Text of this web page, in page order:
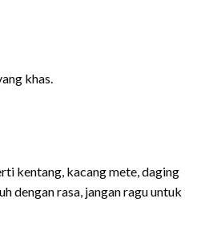
khas.
kentang, kacang mete, daging
dengan rasa, jangan ragu untuk